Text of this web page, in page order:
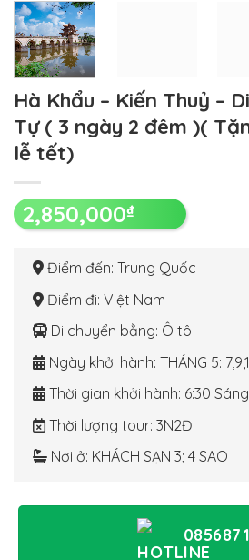
Hà Khẩu – Kiến Thuỷ –
Tự ( 3 ngày 2 đêm )(
lễ tết)
2,850,000₫
Điểm đến: Trung Quốc
Điểm đi: Việt Nam
Di chuyển bằng: Ô tô
Ngày khởi hành: THÁNG 5:
Thời gian khởi hành: 6:30 Sáng
Thời lượng tour: 3N2Đ
Nơi ở: KHÁCH SẠN 3; 4 SAO